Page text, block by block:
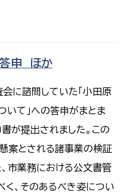
申 ほか
に諮問していた「小田原
て」への答申がまとま
が提出されました。この
案とされる諸事業の検証
市業務における公文書管
、そのあるべき姿につい